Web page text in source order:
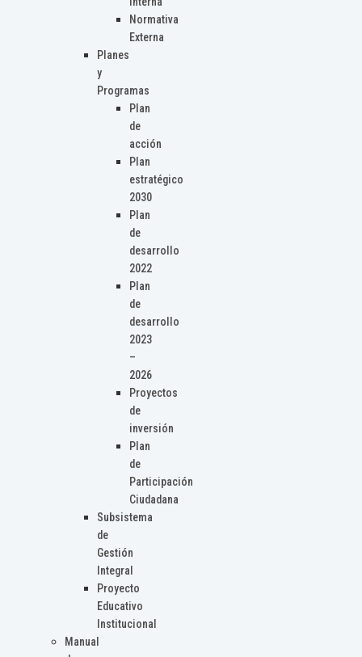
Normativa
Externa
Planes
y
Programas
Plan
de
acción
Plan
estratégico
2030
Plan
de
desarrollo
2022
Plan
de
desarrollo
2023
–
2026
Proyectos
de
inversión
Plan
de
Participación
Ciudadana
Subsistema
de
Gestión
Integral
Proyecto
Educativo
Institucional
Manual